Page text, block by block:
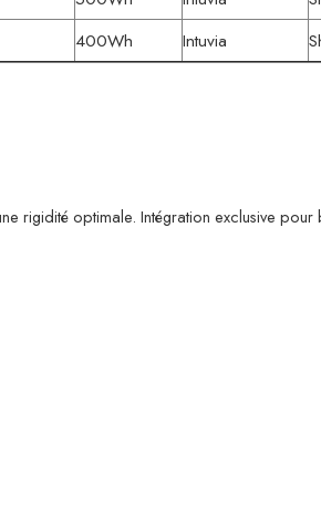
400Wh Intuvia
rigidité optimale. Intégration exclusive